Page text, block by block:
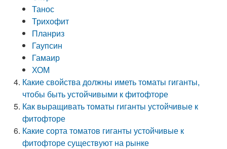
Танос
Трихофит
Планриз
Гаупсин
Гамаир
ХОМ
Какие свойства должны иметь томаты гиганты,
чтобы быть устойчивыми к фитофторе
Как выращивать томаты гиганты устойчивые к
фитофторе
Какие сорта томатов гиганты устойчивые к
фитофторе существуют на рынке